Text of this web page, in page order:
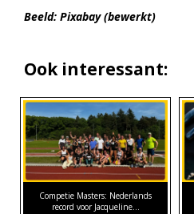
Beeld: Pixabay (bewerkt)
Ook interessant:
Competie Masters: Nederlands
record voor Jacqueline…